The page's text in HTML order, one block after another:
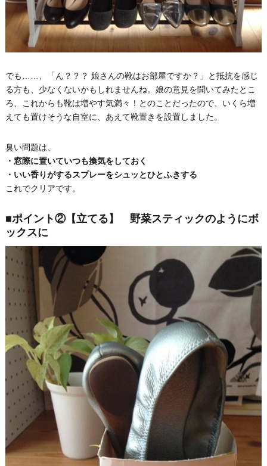
でも……、「ん？？？ 娘さんの靴はお部屋ですか？」と抵抗を感じ
る方も、少なくないかもしれませんね。娘の意見を聞いてみたとこ
ろ、これからも靴は増やす気満々！とのことだったので、いくら増
えても置けそうな自室に、あえて靴置きを設置しました。
臭い問題は、
・窓際に置いていつも換気をしておく
・いい香りがするスプレーをシュッとひとふきする
これでクリアです。
■ポイント②【立てる】 野菜スティックのようにボ
ックスに